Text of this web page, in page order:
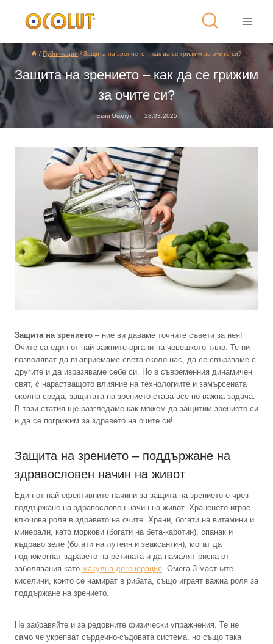
/ Публикации / Защита на зрението – как да се грижим за очите си?
Защита на зрението – как да се грижим
за очите си?
Екип Околут 28.03.2025
Защита на зрението – ние ви даваме точните съвети за нея!
Очите са един от най-важните органи на човешкото тяло. Те ни
позволяват да възприемаме света около нас, да се свързваме с
другите и да изразяваме себе си. Но в съвременния динамичен
свят, с нарастващото влияние на технологиите и замърсената
околна среда, защитата на зрението става все по-важна задача.
В тази статия ще разгледаме как можем да защитим зрението си
и да се погрижим за здравето на очите си!
Защита на зрението – поддържане на
здравословен начин на живот
Един от най-ефективните начини за защита на зрението е чрез
поддържане на здравословен начин на живот. Храненето играе
ключова роля в здравето на очите. Храни, богати на витамини и
минерали, като моркови (богати на бета-каротин), спанак и
къдраво зеле (богати на лутеин и зеаксантин), могат да
подпомогнат здравето на ретината и да намалят риска от
заболявания като макулна дегенерация. Омега-3 мастните
киселини, които се намират в рибата, също играят важна роля за
поддържане на зрението.
Не забравяйте и за редовните физически упражнения. Те не
само че укрепват сърдечно-съдовата система, но също така